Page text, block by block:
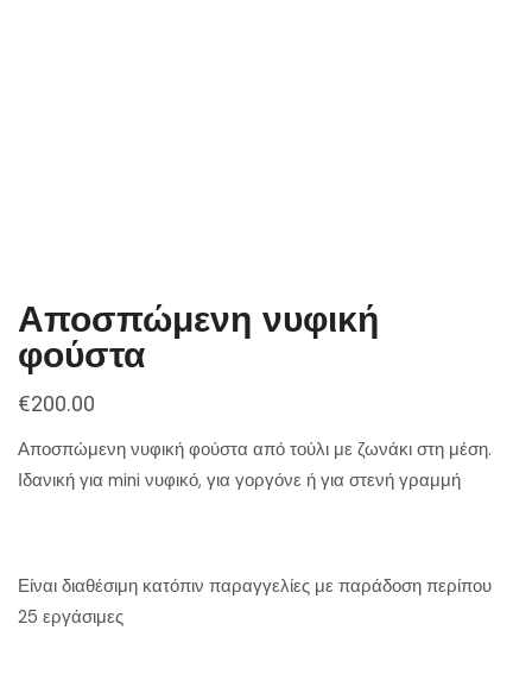
Αποσπώμενη νυφική
φούστα
€200.00
Αποσπώμενη νυφική φούστα από τούλι με ζωνάκι στη μέση.
Ιδανική για mini νυφικό, για γοργόνε ή για στενή γραμμή
Είναι διαθέσιμη κατόπιν παραγγελίες με παράδοση περίπου
25 εργάσιμες